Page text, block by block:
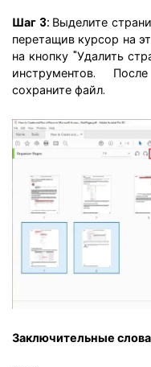
Шаг 3: Выделите
перетащив курсор на
на кнопку "Удалить
инструментов.
сохраните файл.
Заключительные слова